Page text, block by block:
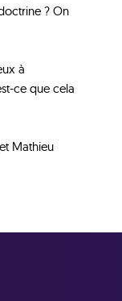
? On
à
ce que cela
Mathieu